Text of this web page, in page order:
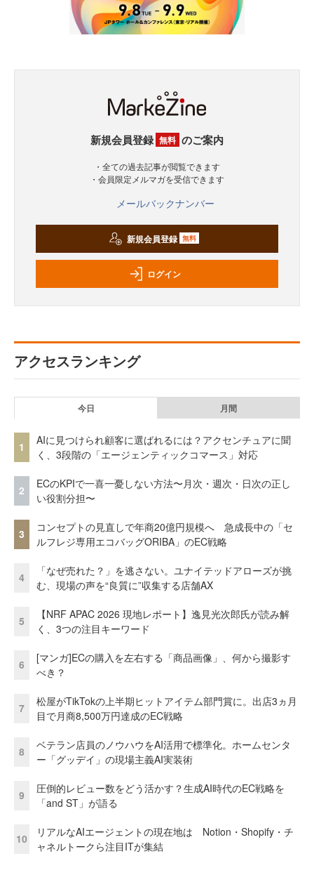
新規会員登録 無料 のご案内
・全ての過去記事が閲覧できます
・会員限定メルマガを受信できます
メールバックナンバー
新規会員登録 無料
ログイン
アクセスランキング
今日 月間
1
AIに見つけられ顧客に選ばれるには？アクセンチュアに聞
く、3段階の「エージェンティックコマース」対応
2
ECのKPIで一喜一憂しない方法〜月次・週次・日次の正し
い役割分担〜
3
コンセプトの見直しで年商20億円規模へ 急成長中の「セ
ルフレジ専用エコバッグORIBA」のEC戦略
4
「なぜ売れた？」を逃さない。ユナイテッドアローズが挑
む、現場の声を“良質に”収集する店舗AX
5
【NRF APAC 2026 現地レポート】逸見光次郎氏が読み解
く、3つの注目キーワード
6
[マンガ]ECの購入を左右する「商品画像」、何から撮影す
べき？
7
松屋がTikTokの上半期ヒットアイテム部門賞に。出店3ヵ月
目で月商8,500万円達成のEC戦略
8
ベテラン店員のノウハウをAI活用で標準化。ホームセンタ
ー「グッデイ」の現場主義AI実装術
9
圧倒的レビュー数をどう活かす？生成AI時代のEC戦略を
「and ST」が語る
10
リアルなAIエージェントの現在地は Notion・Shopify・チ
ャネルトークら注目ITが集結